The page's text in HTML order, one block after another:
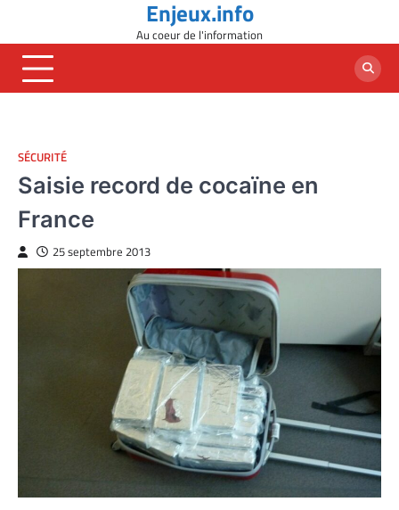
content
Enjeux.info
Au coeur de l'information
SÉCURITÉ
Saisie record de cocaïne en
France
25 septembre 2013